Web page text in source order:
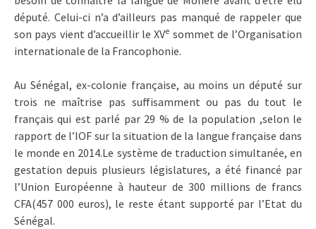
député. Celui-ci n’a d’ailleurs pas manqué de rappeler que
son pays vient d’accueillir le XVe sommet de l’Organisation
internationale de la Francophonie.
Au Sénégal, ex-colonie française, au moins un député sur
trois ne maîtrise pas suffisamment ou pas du tout le
français qui est parlé par 29 % de la population ,selon le
rapport de l’IOF sur la situation de la langue française dans
le monde en 2014.Le système de traduction simultanée, en
gestation depuis plusieurs législatures, a été financé par
l’Union Européenne à hauteur de 300 millions de francs
CFA(457 000 euros), le reste étant supporté par l’Etat du
Sénégal.